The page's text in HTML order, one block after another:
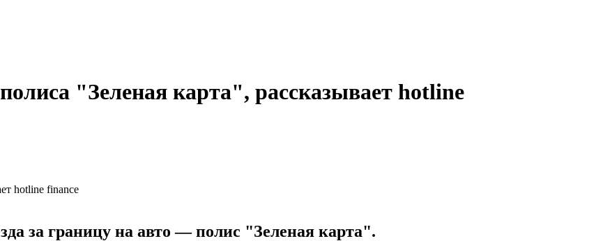
"‎Зеленая карта", рассказывает hotline
за границу на авто — полис "‎Зеленая карта".